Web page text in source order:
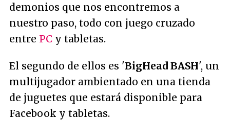
demonios que nos encontremos a
nuestro paso, todo con juego cruzado
entre PC y tabletas.
El segundo de ellos es 'BigHead BASH', un
multijugador ambientado en una tienda
de juguetes que estará disponible para
Facebook y tabletas.